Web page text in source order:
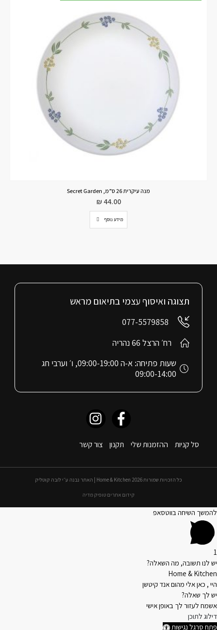
מנה עיקרית 26 ס”מ, Secret Garden
₪ 44.00
מידע נוסף
סל קניות ההזמנות שלי תקנון צור קשר
תצוגה ואיסוף עצמי בתיאום מראש
077-5579858
רח׳ הרצל 66 נהריה
שעות פתיחה: א-ה 09:00-19:00, ו׳ וערבי חג
09:00-14:00
כל הזכויות שמורות 2026 Home & Kitchen | האתר נבנה ע״י לובה קוטליק
קידום אתרים טופיק מדיה
להמשך השיחה בווטסאפ
1
יש לנו תשובה, מה השאלה?
Home & Kitchen
היי , כאן אלי מהום אנד קיטשן
יש לך שאלה?
אשמח לעזור לך באופן אישי
דילוג לתוכן
פתח סרגל נגישות